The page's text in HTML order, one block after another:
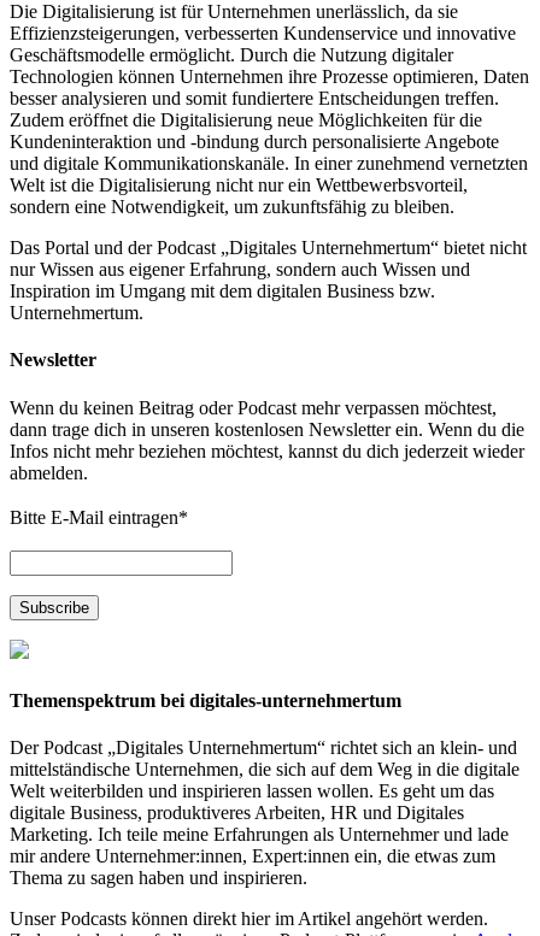
Die Digitalisierung ist für Unternehmen unerlässlich, da sie
Effizienzsteigerungen, verbesserten Kundenservice und innovative
Geschäftsmodelle ermöglicht. Durch die Nutzung digitaler
Technologien können Unternehmen ihre Prozesse optimieren, Daten
besser analysieren und somit fundiertere Entscheidungen treffen.
Zudem eröffnet die Digitalisierung neue Möglichkeiten für die
Kundeninteraktion und -bindung durch personalisierte Angebote
und digitale Kommunikationskanäle. In einer zunehmend vernetzten
Welt ist die Digitalisierung nicht nur ein Wettbewerbsvorteil,
sondern eine Notwendigkeit, um zukunftsfähig zu bleiben.
Das Portal und der Podcast „Digitales Unternehmertum“ bietet nicht
nur Wissen aus eigener Erfahrung, sondern auch Wissen und
Inspiration im Umgang mit dem digitalen Business bzw.
Unternehmertum.
Newsletter
Wenn du keinen Beitrag oder Podcast mehr verpassen möchtest,
dann trage dich in unseren kostenlosen Newsletter ein. Wenn du die
Infos nicht mehr beziehen möchtest, kannst du dich jederzeit wieder
abmelden.
Bitte E-Mail eintragen*
Themenspektrum bei digitales-unternehmertum
Der Podcast „Digitales Unternehmertum“ richtet sich an klein- und
mittelständische Unternehmen, die sich auf dem Weg in die digitale
Welt weiterbilden und inspirieren lassen wollen. Es geht um das
digitale Business, produktiveres Arbeiten, HR und Digitales
Marketing. Ich teile meine Erfahrungen als Unternehmer und lade
mir andere Unternehmer:innen, Expert:innen ein, die etwas zum
Thema zu sagen haben und inspirieren.
Unser Podcasts können direkt hier im Artikel angehört werden.